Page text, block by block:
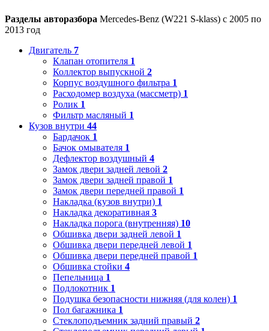
Разделы авторазбора Mercedes-Benz (W221 S-klass) с 2005 по
2013 год
Двигатель 7
Клапан отопителя 1
Коллектор выпускной 2
Корпус воздушного фильтра 1
Расходомер воздуха (массметр) 1
Ролик 1
Фильтр масляный 1
Кузов внутри 44
Бардачок 1
Бачок омывателя 1
Дефлектор воздушный 4
Замок двери задней левой 2
Замок двери задней правой 1
Замок двери передней правой 1
Накладка (кузов внутри) 1
Накладка декоративная 3
Накладка порога (внутренняя) 10
Обшивка двери задней левой 1
Обшивка двери передней левой 1
Обшивка двери передней правой 1
Обшивка стойки 4
Пепельница 1
Подлокотник 1
Подушка безопасности нижняя (для колен) 1
Пол багажника 1
Стеклоподъемник задний правый 2